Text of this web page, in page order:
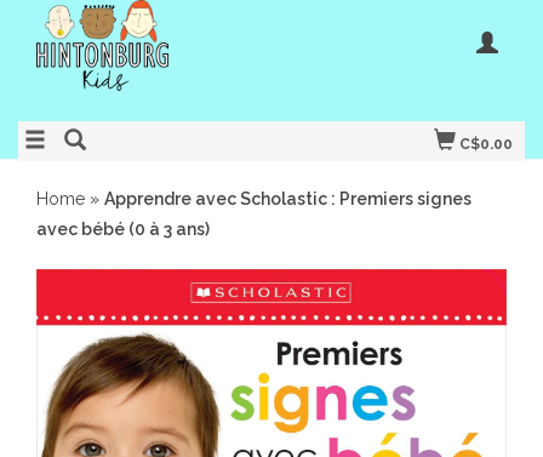
C$0.00
Home » Apprendre avec Scholastic : Premiers signes
avec bébé (0 à 3 ans)